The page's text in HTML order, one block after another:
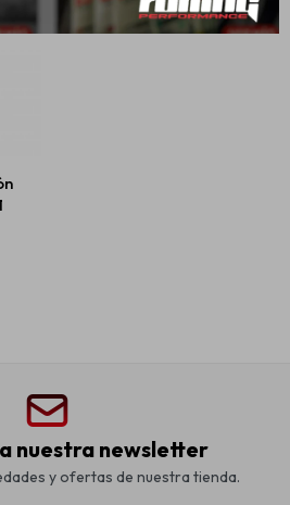
nuestra newsletter
y ofertas de nuestra tienda.